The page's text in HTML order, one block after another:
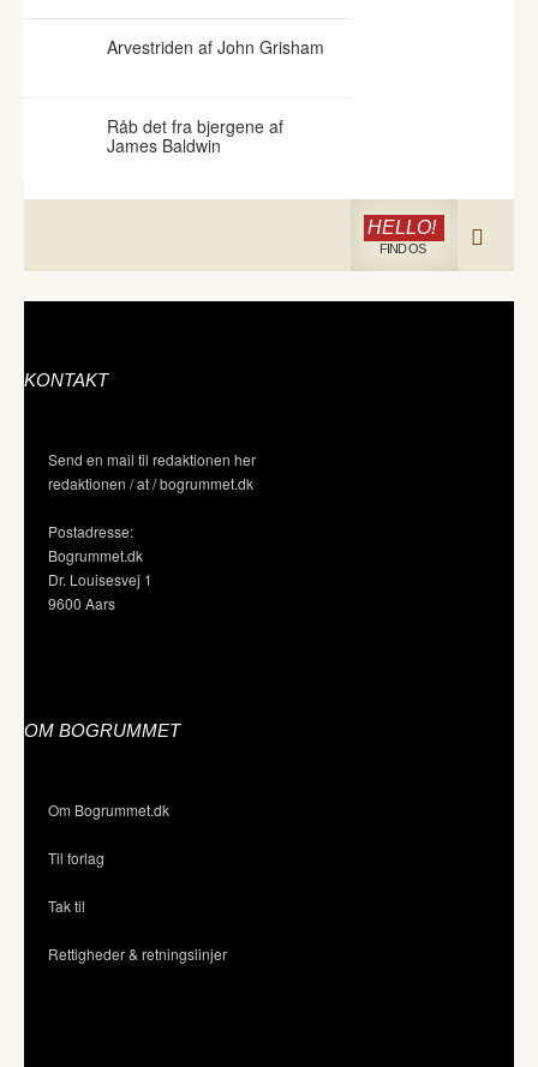
Arvestriden af John Grisham
Råb det fra bjergene af
James Baldwin
HELLO!
FIND OS
KONTAKT
Send en mail til redaktionen her
redaktionen / at / bogrummet.dk
Postadresse:
Bogrummet.dk
Dr. Louisesvej 1
9600 Aars
OM BOGRUMMET
Om Bogrummet.dk
Til forlag
Tak til
Rettigheder & retningslinjer